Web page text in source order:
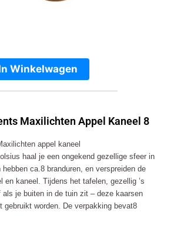
Winkelwagen
Maxilichten Appel Kaneel 8
appel kaneel
haal je een ongekend gezellige sfeer in
ca.8 branduren, en verspreiden de
en kaneel. Tijdens het tafelen, gezellig ’s
je buiten in de tuin zit – deze kaarsen
gebruikt worden. De verpakking bevat8